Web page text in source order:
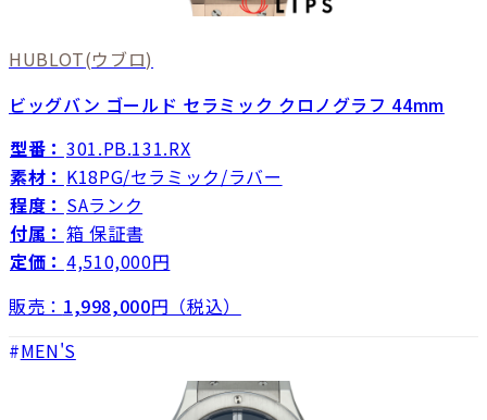
HUBLOT(ウブロ)
ビッグバン ゴールド セラミック クロノグラフ 44mm
型番： 301.PB.131.RX
素材： K18PG/セラミック/ラバー
程度： SAランク
付属： 箱 保証書
定価： 4,510,000円
販売： 1,998,000円（税込）
MEN'S